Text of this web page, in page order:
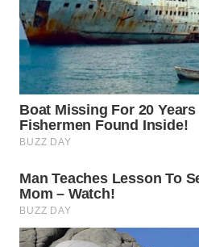
WN
SEMARANG
WN
SOLO
WN
BOROBUDUR
WN
MADURA